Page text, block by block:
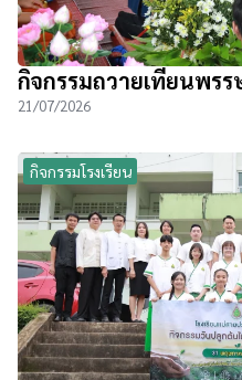
กิจกรรมถวายเทียนพร
21/07/2026
กิจกรรมโรงเรียน